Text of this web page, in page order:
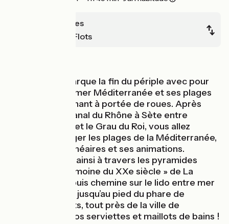
Aigues-Mortes
Palavas-les-Flots
Cette étape marque la fin du périple avec pour
récompense la mer Méditerranée et ses plages
qui sont maintenant à portée de roues. Après
avoir longé le canal du Rhône à Sète entre
Aigues-Mortes et le Grau du Roi, vous allez
maintenant longer les plages de la Méditerranée,
ses stations balnéaires et ses animations.
ViaRhôna court ainsi à travers les pyramides
classées « Patrimoine du XXe siècle » de La
Grande Motte puis chemine sur le lido entre mer
et étangs salés, jusqu’au pied du phare de
Palavas-les-Flots, tout près de la ville de
Montpellier. À vos serviettes et maillots de bains !